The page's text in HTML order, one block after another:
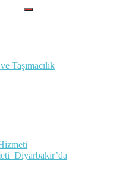
Taşımacılık
Diyarbakır’da